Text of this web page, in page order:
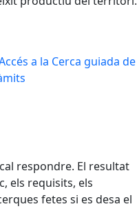
respondre. El resultat
els requisits, els
fetes si es desa el